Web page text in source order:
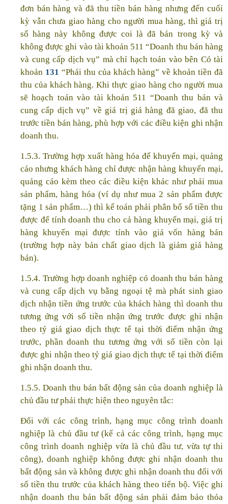
đơn bán hàng và đã thu tiền bán hàng nhưng đến cuối
kỳ vẫn chưa giao hàng cho người mua hàng, thì giá trị
số hàng này không được coi là đã bán trong kỳ và
không được ghi vào tài khoản 511 “Doanh thu bán hàng
và cung cấp dịch vụ” mà chỉ hạch toán vào bên Có tài
khoản 131 “Phải thu của khách hàng” về khoản tiền đã
thu của khách hàng. Khi thực giao hàng cho người mua
sẽ hoạch toán vào tài khoản 511 “Doanh thu bán và
cung cấp dịch vụ” về giá trị giá hàng đã giao, đã thu
trước tiền bán hàng, phù hợp với các điều kiện ghi nhận
doanh thu.
1.5.3. Trường hợp xuất hàng hóa để khuyến mại, quảng
cáo nhưng khách hàng chỉ được nhận hàng khuyến mại,
quảng cáo kèm theo các điều kiện khác như phải mua
sản phẩm, hàng hóa (ví dụ như mua 2 sản phẩm được
tặng 1 sản phẩm…) thì kế toán phải phân bổ số tiền thu
được để tính doanh thu cho cả hàng khuyến mại, giá trị
hàng khuyến mại được tính vào giá vốn hàng bán
(trường hợp này bản chất giao dịch là giảm giá hàng
bán).
1.5.4. Trường hợp doanh nghiệp có doanh thu bán hàng
và cung cấp dịch vụ bằng ngoại tệ mà phát sinh giao
dịch nhận tiền ứng trước của khách hàng thì doanh thu
tương ứng với số tiền nhận ứng trước được ghi nhận
theo tỷ giá giao dịch thực tế tại thời điểm nhận ứng
trước, phần doanh thu tương ứng với số tiền còn lại
được ghi nhận theo tỷ giá giao dịch thực tế tại thời điểm
ghi nhận doanh thu.
1.5.5. Doanh thu bán bất động sản của doanh nghiệp là
chủ đầu tư phải thực hiện theo nguyên tắc:
Đối với các công trình, hạng mục công trình doanh
nghiệp là chủ đầu tư (kế cả các công trình, hạng mục
công trình doanh nghiệp vừa là chủ đầu tư, vừa tự thi
công), doanh nghiệp không được ghi nhận doanh thu
bất động sản và không được ghi nhận doanh thu đối với
số tiền thu trước của khách hàng theo tiến bộ. Việc ghi
nhận doanh thu bán bất động sản phải đảm bảo thỏa